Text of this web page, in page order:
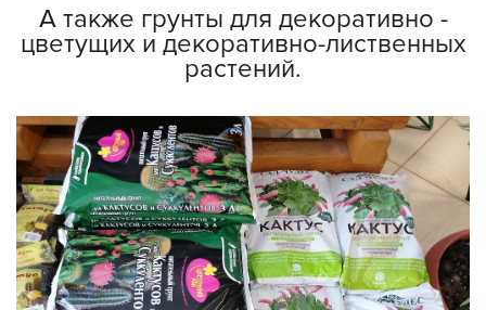
А также грунты для декоративно -
цветущих и декоративно-лиственных
растений.